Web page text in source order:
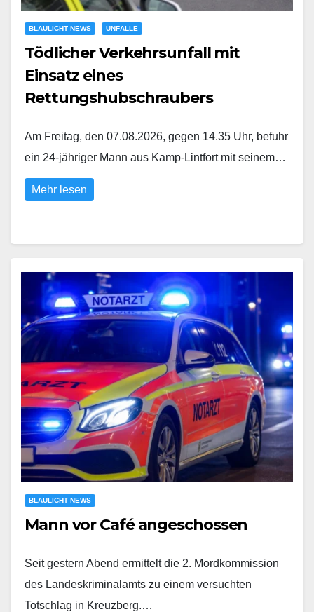
BLAULICHT NEWS UNFÄLLE
Tödlicher Verkehrsunfall mit
Einsatz eines
Rettungshubschraubers
Am Freitag, den 07.08.2026, gegen 14.35 Uhr, befuhr
ein 24-jähriger Mann aus Kamp-Lintfort mit seinem…
Mehr lesen
BLAULICHT NEWS
Mann vor Café angeschossen
Seit gestern Abend ermittelt die 2. Mordkommission
des Landeskriminalamts zu einem versuchten
Totschlag in Kreuzberg.…